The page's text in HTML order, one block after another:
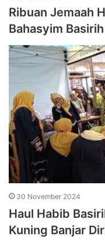
Ribuan Jemaah
Bahasyim
30 November 2024
Haul Habib
Kuning Banjar